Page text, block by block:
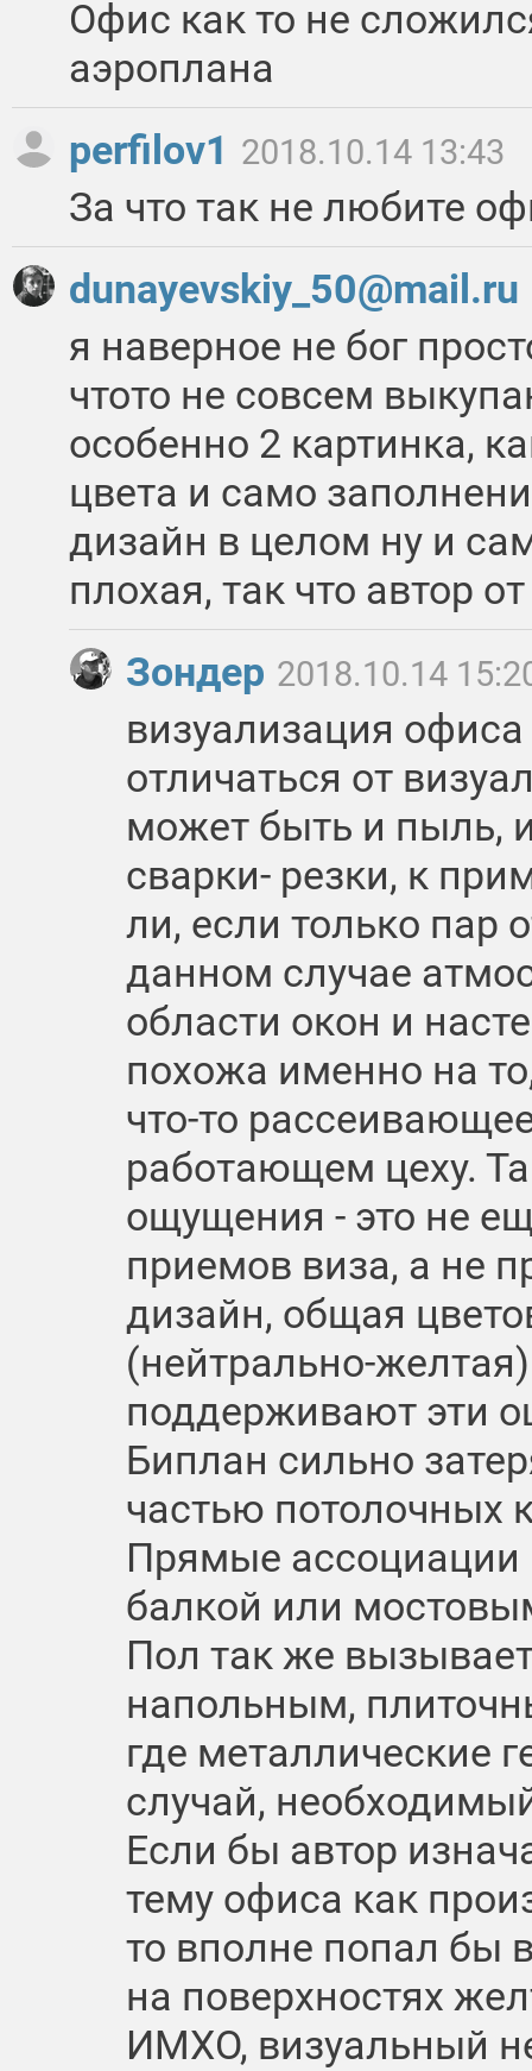
Офис как то не
аэроплана
perfilov1 2018.10.14 13:43
За что так не любите
dunayevskiy_50@mail.ru
я наверное не бог
чтото не совсем
особенно 2 картинка,
цвета и само
дизайн в целом ну и
плохая, так что автор
Зондер 2018.10.14
визуализация
отличаться от
может быть и пыль,
сварки- резки, к
ли, если только пар
данном случае
области окон и
похожа именно на
что-то
работающем цеху.
ощущения - это не
приемов виза, а не
дизайн, общая
(нейтрально-
поддерживают эти
Биплан сильно
частью потолочных
Прямые ассоциации
балкой или
Пол так же
напольным,
где металлические
случай,
Если бы автор
тему офиса как
то вполне попал бы
на поверхностях
ИМХО, визуальный